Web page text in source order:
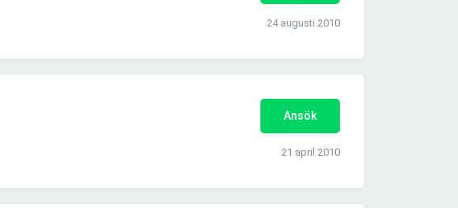
24 augusti 2010
Ansök
21 april 2010